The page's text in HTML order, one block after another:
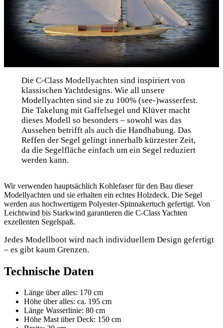
Die C-Class Modellyachten sind inspiriert von
klassischen Yachtdesigns. Wie all unsere
Modellyachten sind sie zu 100% (see-)wasserfest.
Die Takelung mit Gaffelsegel und Klüver macht
dieses Modell so besonders – sowohl was das
Aussehen betrifft als auch die Handhabung. Das
Reffen der Segel gelingt innerhalb kürzester Zeit,
da die Segelfläche einfach um ein Segel reduziert
werden kann.
Wir verwenden hauptsächlich Kohlefaser für den Bau dieser
Modellyachten und sie erhalten ein echtes Holzdeck. Die Segel
werden aus hochwertigem Polyester-Spinnakertuch gefertigt. Von
Leichtwind bis Starkwind garantieren die C-Class Yachten
exzellenten Segelspaß.
Jedes Modellboot wird nach individuellem Design gefertigt
– es gibt kaum Grenzen.
Technische Daten
Länge über alles: 170 cm
Höhe über alles: ca. 195 cm
Länge Wasserlinie: 80 cm
Höhe Mast über Deck: 150 cm